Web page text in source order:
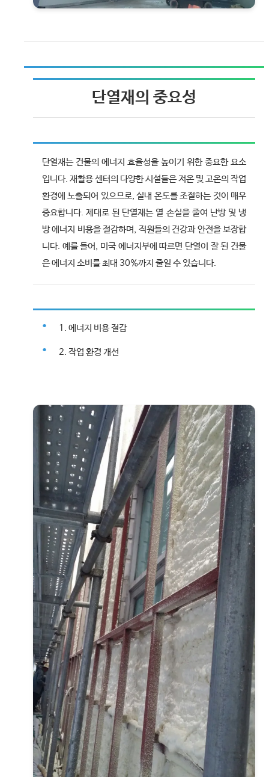
단열재의 중요성
단열재는 건물의 에너지 효율성을 높이기 위한 중요한 요소
입니다. 재활용 센터의 다양한 시설들은 저온 및 고온의 작업
환경에 노출되어 있으므로, 실내 온도를 조절하는 것이 매우
중요합니다. 제대로 된 단열재는 열 손실을 줄여 난방 및 냉
방 에너지 비용을 절감하며, 직원들의 건강과 안전을 보장합
니다. 예를 들어, 미국 에너지부에 따르면 단열이 잘 된 건물
은 에너지 소비를 최대 30%까지 줄일 수 있습니다.
1. 에너지 비용 절감
2. 작업 환경 개선